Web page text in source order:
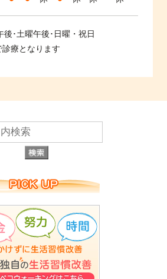
後･土曜午後･日曜・祝日
療となります